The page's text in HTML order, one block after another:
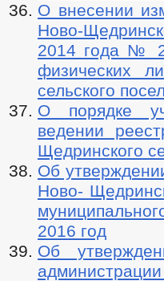
О внесении
Ново-
2014 года №
физических
сельского
О порядке
ведении
Щедринского
Об
Ново-
2016 год
Об